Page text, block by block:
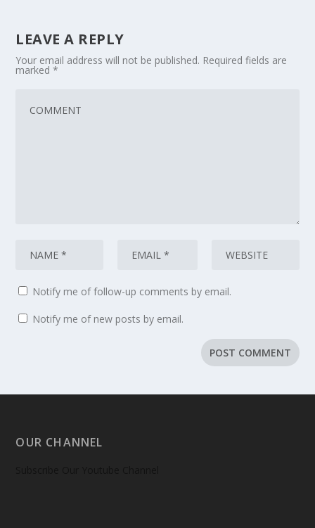
LEAVE A REPLY
Your email address will not be published. Required fields are
marked*
Notify me of follow-up comments by email.
Notify me of new posts by email.
OUR CHANNEL